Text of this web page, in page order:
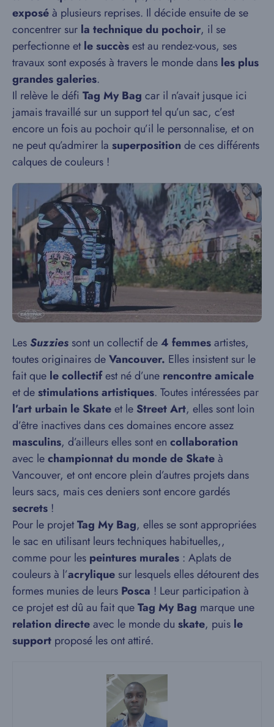
exposéà plusieurs reprises. Il décide ensuite de se
concentrer sur la technique du pochoir, il se
perfectionne etle succèsest au rendez-vous, ses
travaux sont exposés à travers le monde dans les plus
grandes galeries.
Il relève le défi Tag My Bag car il n’avait jusque ici
jamais travaillé sur un support tel qu’un sac, c’est
encore un fois au pochoir qu’il le personnalise, et on
ne peut qu’admirer la superpositionde ces différents
calques de couleurs !
LesSuzzies sont un collectif de4 femmesartistes,
toutes originaires deVancouver. Elles insistent sur le
fait que le collectifest né d’une rencontre amicale
et destimulations artistiques. Toutes intéressées par
l’art urbain le Skateet le Street Art, elles sont loin
d’être inactives dans ces domaines encore assez
masculins, d’ailleurs elles sont en collaboration
avec lechampionnat du monde de Skateà
Vancouver, et ont encore plein d’autres projets dans
leurs sacs, mais ces deniers sont encore gardés
secrets !
Pour le projetTag My Bag, elles se sont appropriées
le sac en utilisant leurs techniques habituelles,,
comme pour les peintures murales : Aplats de
couleurs à l’acrylique sur lesquels elles détourent des
formes munies de leurs Posca ! Leur participation à
ce projet est dû au fait queTag My Bag marque une
relation directeavec le monde du skate, puis le
support proposé les ont attiré.